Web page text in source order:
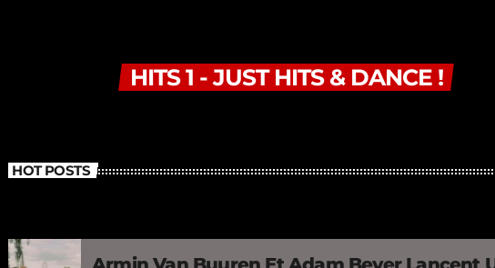
HITS 1 - JUST HITS & DANCE !
HOT POSTS